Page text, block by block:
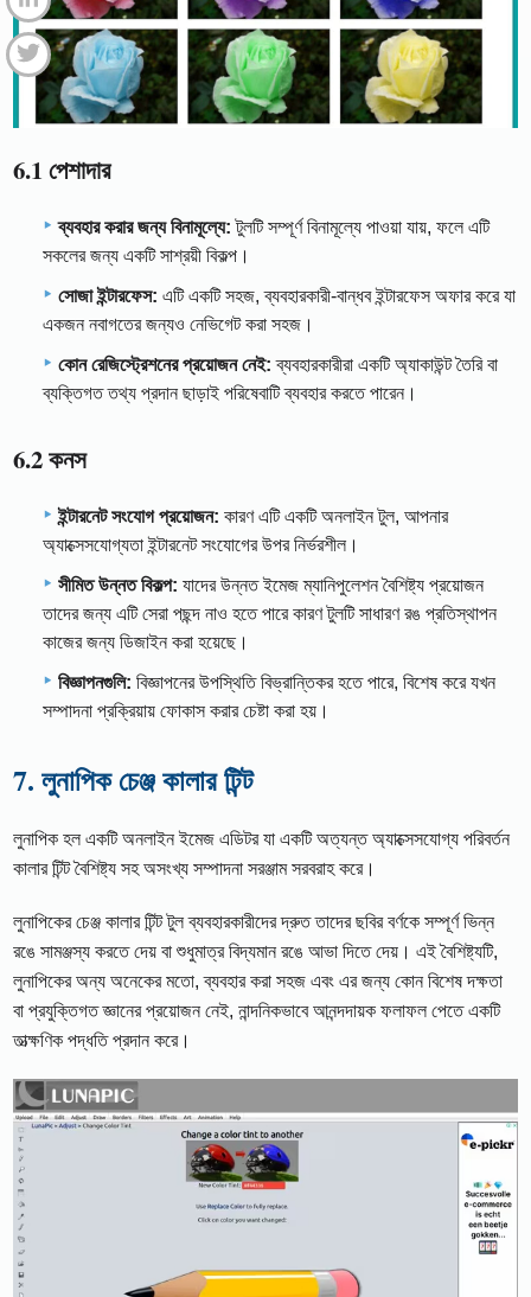
6.1 পেশাদার
ব্যবহার করার জন্য বিনামূল্যে: টুলটি সম্পূর্ণ বিনামূল্যে পাওয়া যায়, ফলে এটি
সকলের জন্য একটি সাশ্রয়ী বিকল্প।
সোজা ইন্টারফেস: এটি একটি সহজ, ব্যবহারকারী-বান্ধব ইন্টারফেস অফার করে যা
একজন নবাগতের জন্যও নেভিগেট করা সহজ।
কোন রেজিস্ট্রেশনের প্রয়োজন নেই: ব্যবহারকারীরা একটি অ্যাকাউন্ট তৈরি বা
ব্যক্তিগত তথ্য প্রদান ছাড়াই পরিষেবাটি ব্যবহার করতে পারেন।
6.2 কনস
ইন্টারনেট সংযোগ প্রয়োজন: কারণ এটি একটি অনলাইন টুল, আপনার
অ্যাক্সেসযোগ্যতা ইন্টারনেট সংযোগের উপর নির্ভরশীল।
সীমিত উন্নত বিকল্প: যাদের উন্নত ইমেজ ম্যানিপুলেশন বৈশিষ্ট্য প্রয়োজন
তাদের জন্য এটি সেরা পছন্দ নাও হতে পারে কারণ টুলটি সাধারণ রঙ প্রতিস্থাপন
কাজের জন্য ডিজাইন করা হয়েছে।
বিজ্ঞাপনগুলি: বিজ্ঞাপনের উপস্থিতি বিভ্রান্তিকর হতে পারে, বিশেষ করে যখন
সম্পাদনা প্রক্রিয়ায় ফোকাস করার চেষ্টা করা হয়।
7. লুনাপিক চেঞ্জ কালার টিন্ট
লুনাপিক হল একটি অনলাইন ইমেজ এডিটর যা একটি অত্যন্ত অ্যাক্সেসযোগ্য পরিবর্তন
কালার টিন্ট বৈশিষ্ট্য সহ অসংখ্য সম্পাদনা সরঞ্জাম সরবরাহ করে।
লুনাপিকের চেঞ্জ কালার টিন্ট টুল ব্যবহারকারীদের দ্রুত তাদের ছবির বর্ণকে সম্পূর্ণ ভিন্ন
রঙে সামঞ্জস্য করতে দেয় বা শুধুমাত্র বিদ্যমান রঙে আভা দিতে দেয়। এই বৈশিষ্ট্যটি,
লুনাপিকের অন্য অনেকের মতো, ব্যবহার করা সহজ এবং এর জন্য কোন বিশেষ দক্ষতা
বা প্রযুক্তিগত জ্ঞানের প্রয়োজন নেই, নান্দনিকভাবে আনন্দদায়ক ফলাফল পেতে একটি
তাত্ক্ষণিক পদ্ধতি প্রদান করে।